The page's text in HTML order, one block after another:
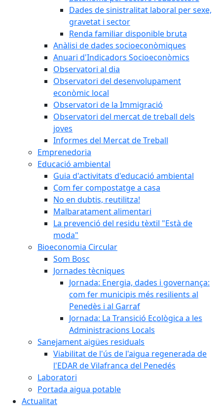
Dades de sinistralitat laboral per sexe,
gravetat i sector
Renda familiar disponible bruta
Anàlisi de dades socioeconòmiques
Anuari d'Indicadors Socioeconòmics
Observatori al dia
Observatori del desenvolupament
econòmic local
Observatori de la Immigració
Observatori del mercat de treball dels
joves
Informes del Mercat de Treball
Emprenedoria
Educació ambiental
Guia d'activitats d'educació ambiental
Com fer compostatge a casa
No en dubtis, reutilitza!
Malbaratament alimentari
La prevenció del residu tèxtil "Està de
moda"
Bioeconomia Circular
Som Bosc
Jornades tècniques
Jornada: Energia, dades i governança:
com fer municipis més resilients al
Penedès i al Garraf
Jornada: La Transició Ecològica a les
Administracions Locals
Sanejament aigües residuals
Viabilitat de l'ús de l'aigua regenerada de
l'EDAR de Vilafranca del Penedés
Laboratori
Portada aigua potable
Actualitat